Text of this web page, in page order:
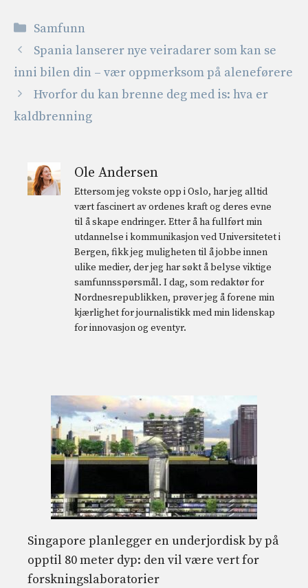
Kategorier
Samfunn
Spania lanserer nye veiradarer som kan se
inni bilen din – vær oppmerksom på aleneførere
Hvorfor du kan brenne deg med is: hva er
kaldbrenning
Ole Andersen
Ettersom jeg vokste opp i Oslo, har jeg alltid
vært fascinert av ordenes kraft og deres evne
til å skape endringer. Etter å ha fullført min
utdannelse i kommunikasjon ved Universitetet i
Bergen, fikk jeg muligheten til å jobbe innen
ulike medier, der jeg har søkt å belyse viktige
samfunnsspørsmål. I dag, som redaktør for
Nordnesrepublikken, prøver jeg å forene min
kjærlighet for journalistikk med min lidenskap
for innovasjon og eventyr.
Singapore planlegger en underjordisk by på
opptil 80 meter dyp: den vil være vert for
forskningslaboratorier